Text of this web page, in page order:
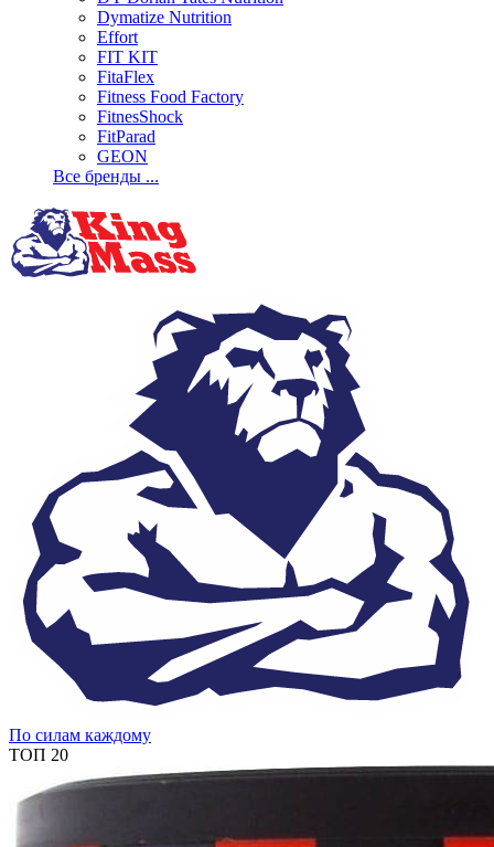
Dymatize Nutrition
Effort
FIT KIT
FitaFlex
Fitness Food Factory
FitnesShock
FitParad
GEON
Все бренды ...
По силам каждому
ТОП 20